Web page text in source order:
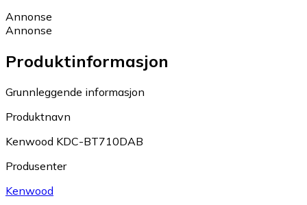
Annonse
Annonse
Produktinformasjon
Grunnleggende informasjon
Produktnavn
Kenwood KDC-BT710DAB
Produsenter
Kenwood